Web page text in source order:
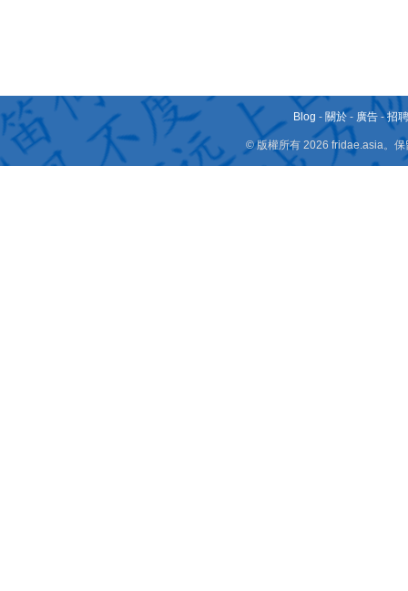
Blog - 關於 - 廣告 -招
© 版權所有 2026 fridae.asia。